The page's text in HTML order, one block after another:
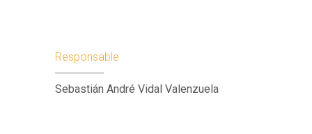
Responsable
Sebastián André Vidal Valenzuela